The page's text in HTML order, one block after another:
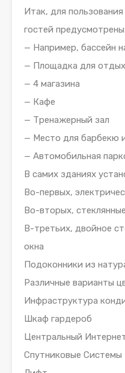
Итак, для
гостей предусмотрены:
— Например, бассейн
— Площадка для
— 4 магазина
— Кафе
— Тренажерный зал
— Место для барбекю
— Автомобильная
В самих зданиях
Во-первых,
Во-вторых,
В-третьих, двойное
окна
Подоконники из
Различные варианты
Инфраструктура
Шкаф гардероб
Центральный
Спутниковые Системы